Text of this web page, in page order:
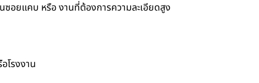
ซอยแคบ หรือ งานที่ต้องการความละเอียดสูง
โรงงาน